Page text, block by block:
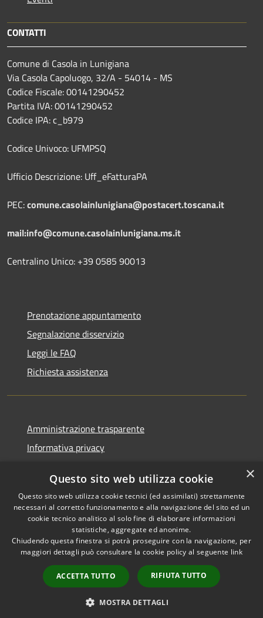
CONTATTI
Comune di Casola in Lunigiana
Via Casola Capoluogo, 32/A - 54014 - MS
Codice Fiscale: 00141290452
Partita IVA: 00141290452
Codice IPA: c_b979
Codice Univoco: UFMPSQ
Ufficio Descrizione: Uff_eFatturaPA
PEC:comune.casolainlunigiana@postacert.toscana.it
mail:info@comune.casolainlunigiana.ms.it
Centralino Unico: +39 0585 90013
Prenotazione appuntamento
Segnalazione disservizio
Leggi le FAQ
Richiesta assistenza
Amministrazione trasparente
Informativa privacy
Dichiarazione di accessibilità
RSS
Accessibilità
Copyright © 2026 • Comune di
Casola in Lunigiana • Powered
byMunicipium
Accesso
redazione
×
Questo sito web utilizza cookie
Questo sito web utilizza cookie tecnici (ed assimilati) strettamente
necessari al corretto funzionamento e alla navigazione del sito ed un
cookie tecnico analitico al solo fine di elaborare informazioni
statistiche, aggregate ed anonime.
Chiudendo questa finestra si potrà proseguire con la navigazione, per
maggiori dettagli può consultare la cookie policy al seguente link
ACCETTA TUTTO RIFIUTA TUTTO
MOSTRA DETTAGLI